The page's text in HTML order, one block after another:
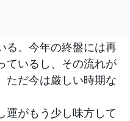
る。今年の終盤には再
ているし、その流れが
ただ今は厳しい時期な
がもう少し味方して